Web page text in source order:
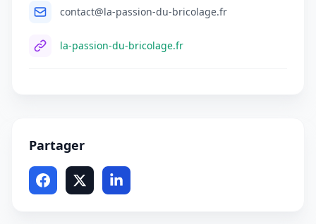
contact@la-passion-du-bricolage.fr
la-passion-du-bricolage.fr
Partager